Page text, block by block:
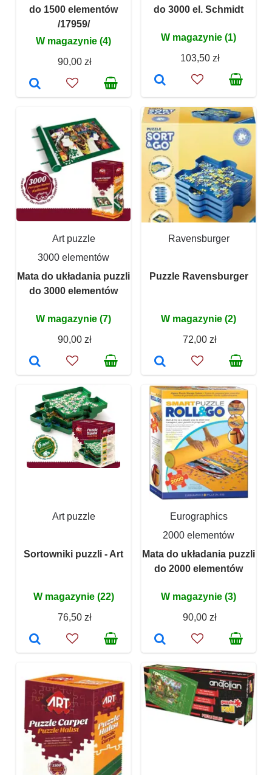
do 1500 elementów
/17959/
W magazynie (4)
90,00 zł
do 3000 el. Schmidt
W magazynie (1)
103,50 zł
Art puzzle
3000 elementów
Mata do układania puzzli
do 3000 elementów
W magazynie (7)
90,00 zł
Ravensburger
Puzzle Ravensburger
W magazynie (2)
72,00 zł
Art puzzle
Sortowniki puzzli - Art
W magazynie (22)
76,50 zł
Eurographics
2000 elementów
Mata do układania puzzli
do 2000 elementów
W magazynie (3)
90,00 zł